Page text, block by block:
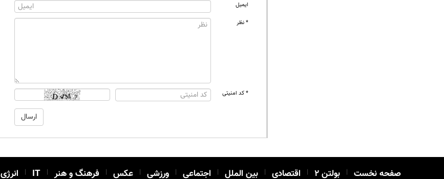
ایمیل
* نظر
* کد امنیتی
صفحه نخست | بولتن ۲ | اقتصادی | بین الملل | اجتماعی | ورزشی | عکس | فرهنگ و هنر |
IT
| انرژی